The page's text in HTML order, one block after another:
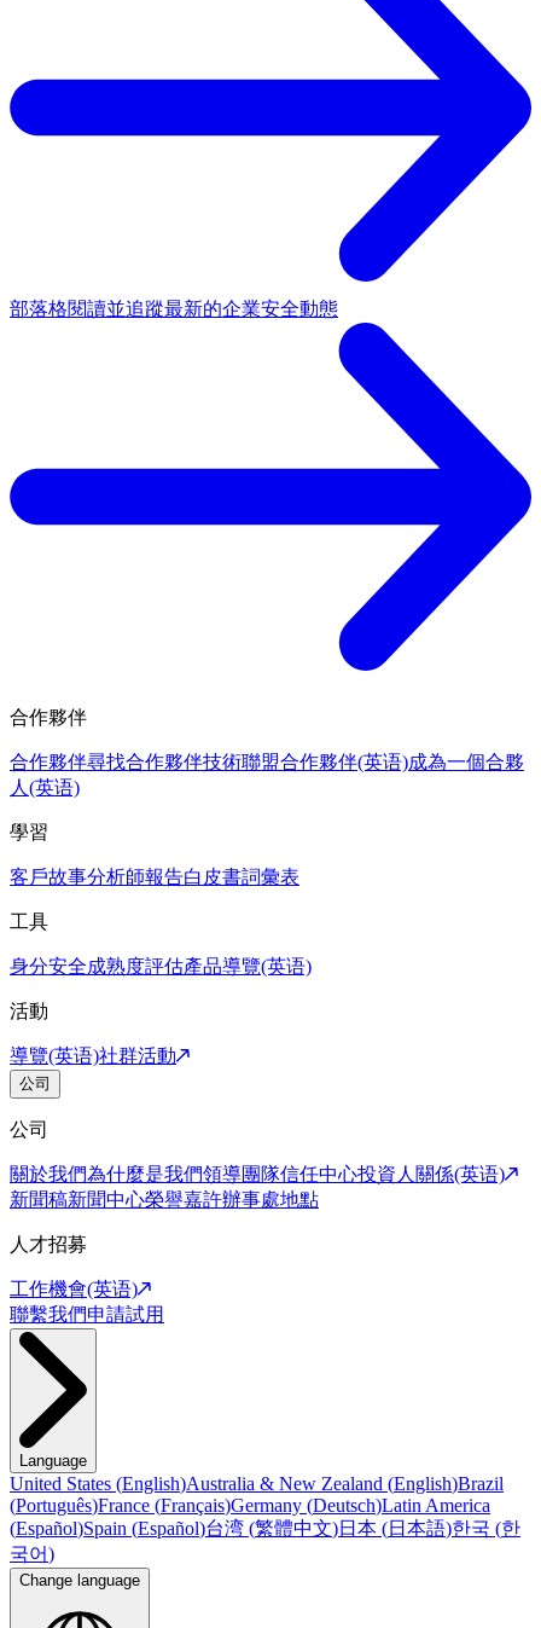
部落格閱讀並追蹤最新的企業安全動態
合作夥伴
合作夥伴尋找合作夥伴技術聯盟合作夥伴(英语)成為一個合夥
人(英语)
學習
客戶故事分析師報告白皮書詞彙表
工具
身分安全成熟度評估產品導覽(英语)
活動
導覽(英语)社群活動
公司
公司
關於我們為什麼是我們領導團隊信任中心投資人關係(英语)
新聞稿新聞中心榮譽嘉許辦事處地點
人才招募
工作機會(英语)
聯繫我們申請試用
Language
United States (English)Australia & New Zealand (English)Brazil
(Português)France (Français)Germany (Deutsch)Latin America
(Español)Spain (Español)台湾 (繁體中文)日本 (日本語)한국 (한
국어)
Change language